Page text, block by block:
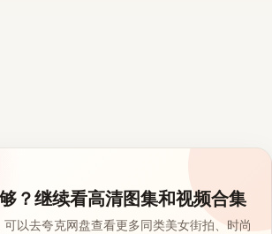
？继续看高清图集和视频合集
以去夸克网盘查看更多同类美女街拍、时尚